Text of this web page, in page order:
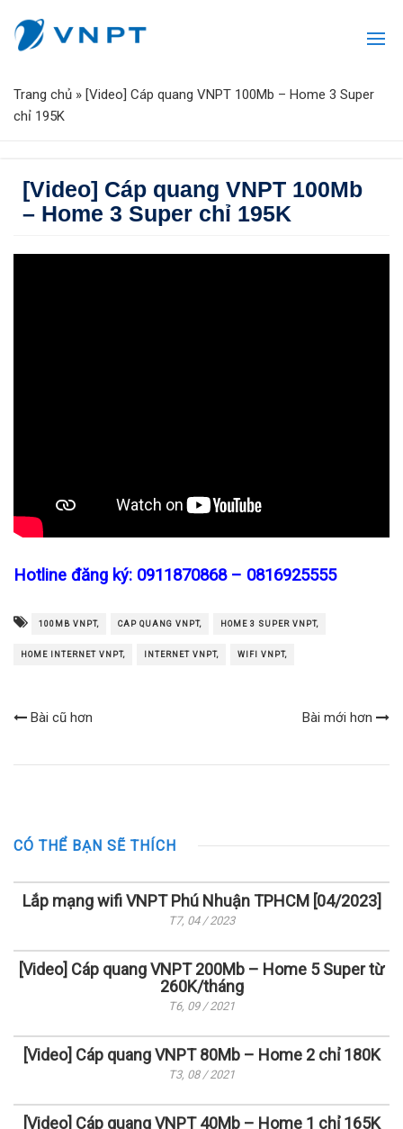
Trang chủ » [Video] Cáp quang VNPT 100Mb – Home 3 Super
chỉ 195K
[Video] Cáp quang VNPT 100Mb
– Home 3 Super chỉ 195K
Hotline đăng ký: 0911870868 – 0816925555
100MB VNPT, CAP QUANG VNPT, HOME 3 SUPER VNPT,
HOME INTERNET VNPT, INTERNET VNPT, WIFI VNPT,
Bài cũ hơn Bài mới hơn
CÓ THỂ BẠN SẼ THÍCH
Lắp mạng wifi VNPT Phú Nhuận TPHCM [04/2023]
T7, 04 / 2023
[Video] Cáp quang VNPT 200Mb – Home 5 Super từ
260K/tháng
T6, 09 / 2021
[Video] Cáp quang VNPT 80Mb – Home 2 chỉ 180K
T3, 08 / 2021
[Video] Cáp quang VNPT 40Mb – Home 1 chỉ 165K